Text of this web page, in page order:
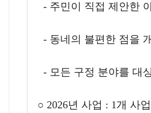
- 주민이 직접 제안한
- 동네의 불편한 점을
- 모든 구정 분야를 대
○ 2026년 사업 : 1개 사업